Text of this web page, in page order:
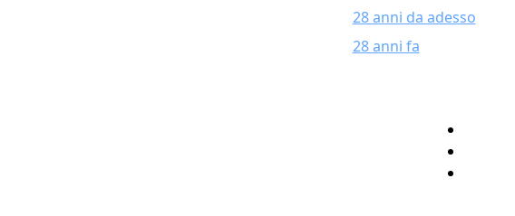
28 anni da adesso
28 anni fa